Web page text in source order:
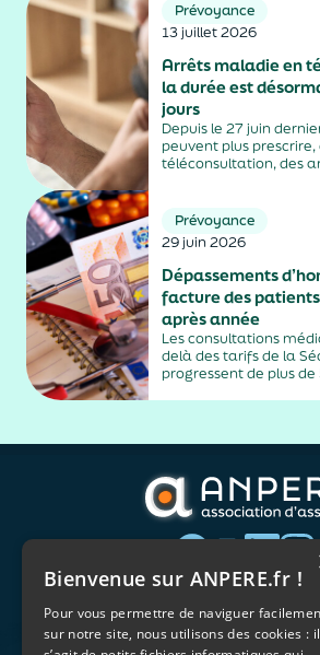
Prévoyance
13 juillet 2026
Arrêts maladie en
la durée est
jours
Depuis le 27 juin
peuvent plus prescrire,
téléconsultation, des
sociales et fiscales,
durcissement plus...
Prévoyance
29 juin 2026
Dépassements
facture des
après année
Les consultations
delà des tarifs de la
progressent de plus
alimentés par la
QUI SOMMES-NOUS ?
L'association
Notre organisation
VOS
Me
proches
Bienvenue sur ANPERE.fr !
Pour vous permettre de naviguer
sur notre site, nous utilisons des cookies : il